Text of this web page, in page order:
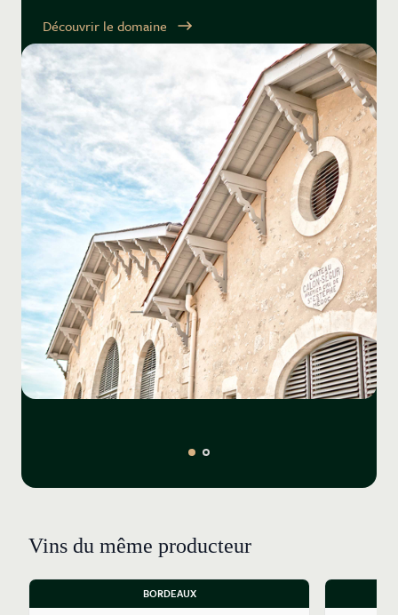
Découvrir le domaine
Vins du même producteur
BORDEAUX